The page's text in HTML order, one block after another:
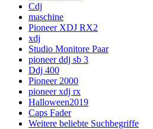
Cdj
maschine
Pioneer XDJ RX2
xdj
Studio Monitore Paar
pioneer ddj sb 3
Ddj 400
Pioneer 2000
pioneer xdj rx
Halloween2019
Caps Fader
Weitere beliebte Suchbegriffe